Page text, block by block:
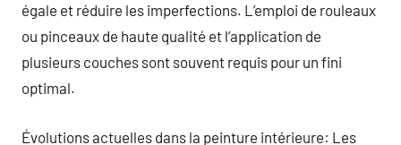
égale et réduire les imperfections. L’emploi de rouleaux
ou pinceaux de haute qualité et l’application de
plusieurs couches sont souvent requis pour un fini
optimal.
Évolutions actuelles dans la peinture intérieure: Les